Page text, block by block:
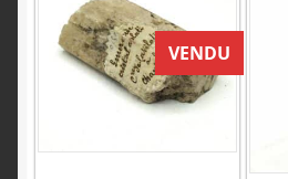
VENDU